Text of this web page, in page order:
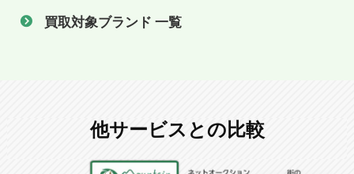
買取対象ブランド 一覧
他サービスとの比較